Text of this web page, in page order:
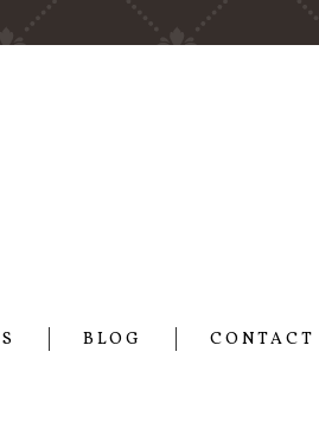
BLOG CONTACT